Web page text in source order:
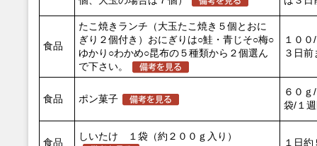
食品
たこ焼きランチ（大玉たこ焼き５個とおに
ぎり２個付き）おにぎりは○鮭・青じそ○梅○
ゆかり○わかめ○昆布の５種類から２個選ん
で下さい。
１０
３日前
食品 ポン菓子
６０
袋/１
食品
しいたけ １袋（約２００ｇ入り）
１日約